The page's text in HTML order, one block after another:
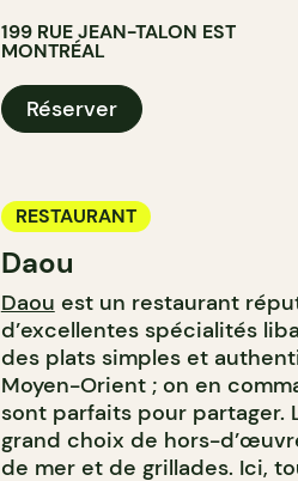
199 RUE JEAN-TALON EST
MONTRÉAL
Réserver
RESTAURANT
Daou
Daou est un restaurant
d’excellentes spécialités
des plats simples et
Moyen-Orient ; on en
sont parfaits pour partager.
grand choix de hors-
de mer et de grillades. Ici,